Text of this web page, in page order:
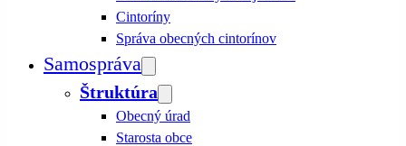
Cintoríny
Správa obecných cintorínov
Samospráva
Štruktúra
Obecný úrad
Starosta obce